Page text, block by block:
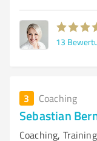
13
3 Coaching
Sebastian
Coaching,